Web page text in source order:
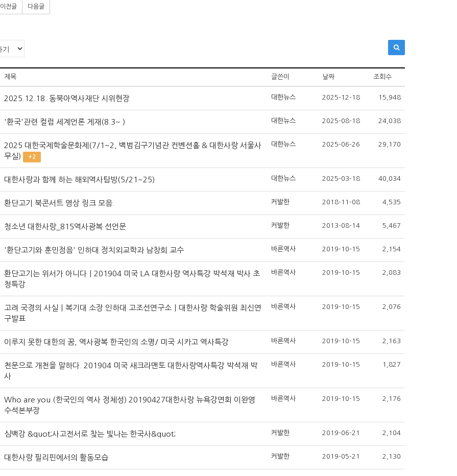
이전글 다음글
제목 글쓴이 날짜 조회수
2025.12.18. 동북아역사재단 시위현장 대한뉴스 2025-12-18 15,948
'환국'관련 컬럼 세계언론 게재(8.3~ ) 대한뉴스 2025-08-18 24,038
2025 대한국제학술문화제(7/1~2, 백범김구기념관 컨벤션홀 & 대한사랑 서울사
무실)
+2
대한뉴스 2025-06-26 29,170
대한사랑과 함께 하는 해외역사탐방(5/21~25) 대한뉴스 2025-03-18 40,034
환단고기 북콘서트 영상 링크 모음. 커발한 2018-11-08 4,535
청소년 대한사랑_815역사광복 선언문 커발한 2013-08-14 5,467
'환단고기와 훈민정음' 인하대 정치외교학과 남창희 교수 바른역사 2019-10-15 2,154
환단고기는 위서가 아니다ㅣ201904 미국 LA 대한사랑 역사특강 박석재 박사 초
청특강
바른역사 2019-10-15 2,083
고려 국경의 사실ㅣ복기대 소장 인하대 고조선연구소ㅣ대한사랑 학술위원 최신연
구발표
바른역사 2019-10-15 2,076
이루지 못한 대한의 꿈, 역사광복 한국인의 소명/ 미국 시카고 역사특강 바른역사 2019-10-15 2,163
천문으로 개천을 말하다. 201904 미국 새크라맨토 대한사랑역사특강 박석재 박
사
바른역사 2019-10-15 1,827
Who are you (한국인의 역사 정체성) 20190427대한사랑 뉴욕강연회 이완영
수석본부장
바른역사 2019-10-15 2,176
심백강 &quot;사고전서로 찾는 빛나는 한국사&quot; 커발한 2019-06-21 2,104
대한사랑 필리핀에서의 활동모습 커발한 2019-05-21 2,130